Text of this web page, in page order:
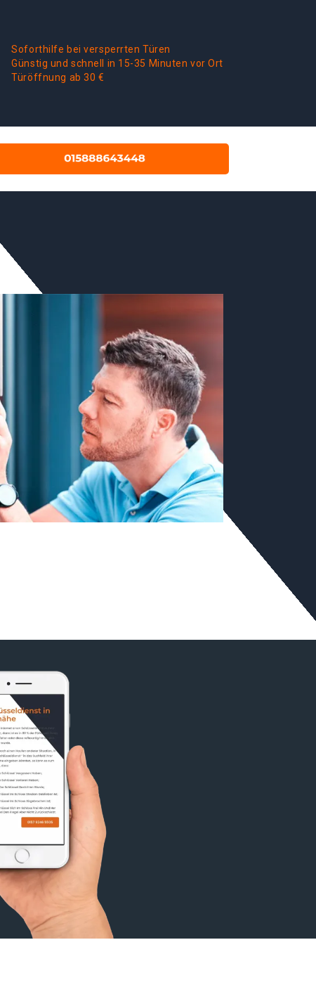
Soforthilfe bei versperrten Türen
Günstig und schnell in 15-35 Minuten vor Ort
Türöffnung ab 30 €